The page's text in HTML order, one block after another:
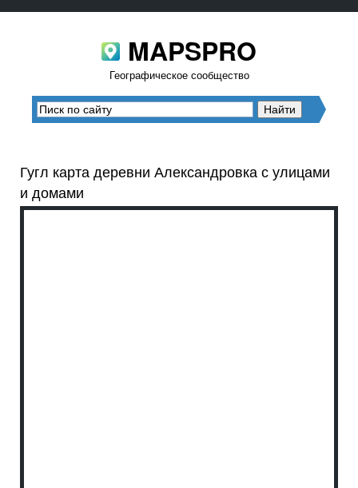
MAPSPRO
Географическое сообщество
Гугл карта деревни Александровка с улицами
и домами